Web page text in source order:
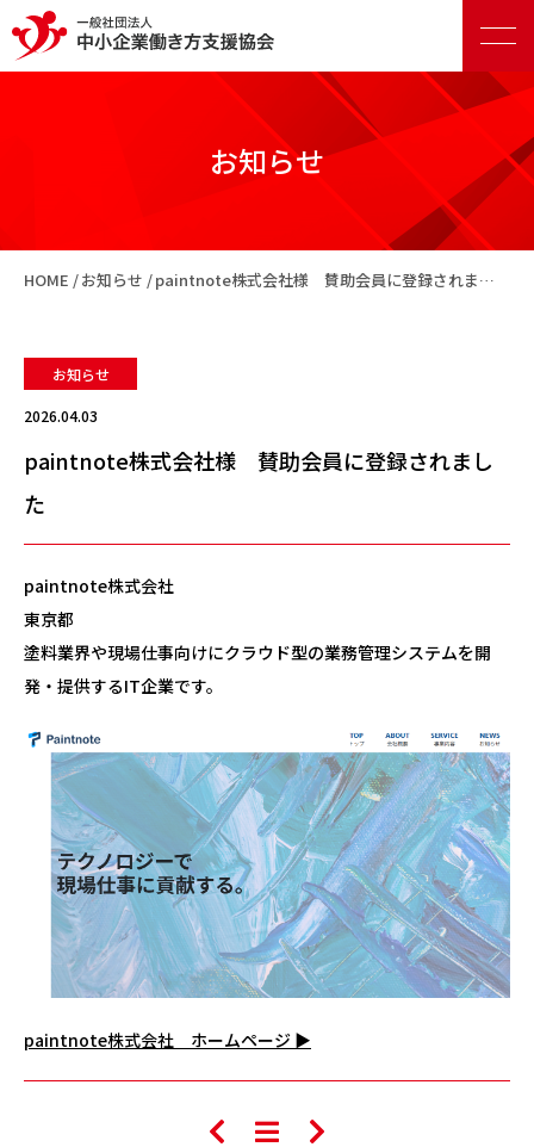
お知らせ
HOME お知らせ paintnote株式会社様 賛助会員に登録されました
お知らせ
2026.04.03
paintnote株式会社様 賛助会員に登録されまし
た
paintnote株式会社
東京都
塗料業界や現場仕事向けにクラウド型の業務管理システムを開
発・提供するIT企業です。
paintnote株式会社 ホームページ ▶